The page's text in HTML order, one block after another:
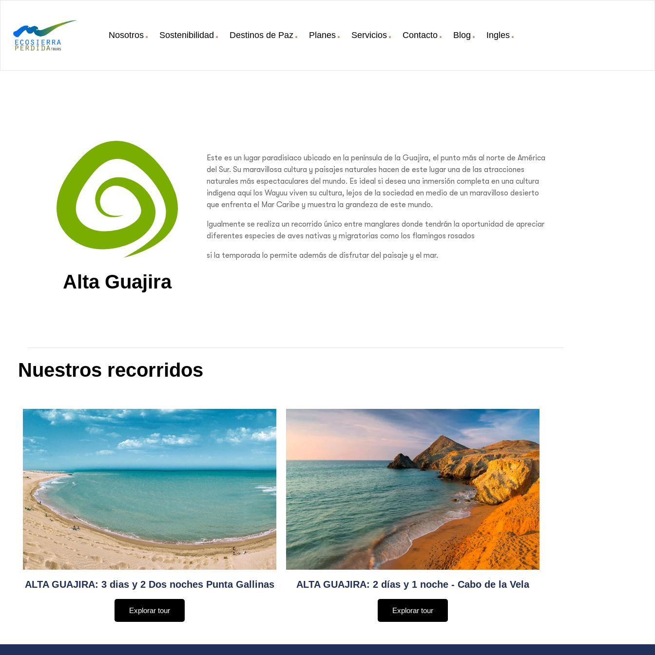
Nosotros Sostenibilidad Destinos de Paz Planes Servicios Contacto Blog Ingles
Alta Guajira
Este es un lugar paradisíaco ubicado en la península de la Guajira, el punto más al norte de América
del Sur. Su maravillosa cultura y paisajes naturales hacen de este lugar una de las atracciones
naturales más espectaculares del mundo. Es ideal si desea una inmersión completa en una cultura
indígena aquí los Wayuu viven su cultura, lejos de la sociedad en medio de un maravilloso desierto
que enfrenta el Mar Caribe y muestra la grandeza de este mundo.
Igualmente se realiza un recorrido único entre manglares donde tendrán la oportunidad de apreciar
diferentes especies de aves nativas y migratorias como los flamingos rosados
si la temporada lo permite además de disfrutar del paisaje y el mar.
Nuestros recorridos
ALTA GUAJIRA: 3 dias y 2 Dos noches Punta Gallinas
Explorar tour
ALTA GUAJIRA: 2 días y 1 noche - Cabo de la Vela
Explorar tour